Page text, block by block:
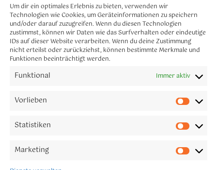
Um dir ein optimales Erlebnis zu bieten, verwenden wir
Technologien wie Cookies, um Geräteinformationen zu speichern
und/oder darauf zuzugreifen. Wenn du diesen Technologien
zustimmst, können wir Daten wie das Surfverhalten oder eindeutige
IDs auf dieser Website verarbeiten. Wenn du deine Zustimmung
nicht erteilst oder zurückziehst, können bestimmte Merkmale und
Funktionen beeinträchtigt werden.
Funktional Immer aktiv
Vorlieben
Statistiken
Marketing
Menü
CLAUDIA NEUMANN YOGA